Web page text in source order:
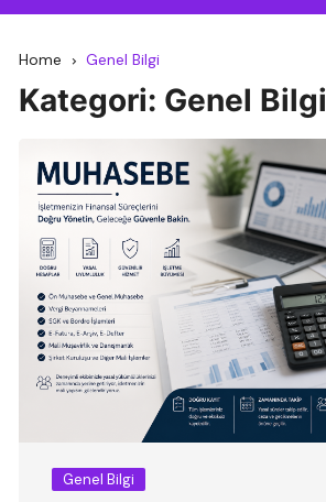
Home Genel Bilgi
Kategori: Genel Bilgi
Genel Bilgi